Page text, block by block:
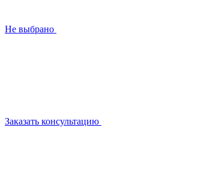
Не выбрано
Заказать консультацию